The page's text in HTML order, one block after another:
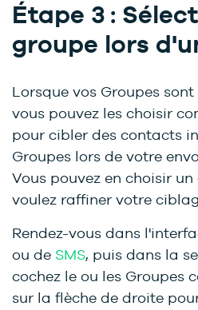
Étape 3 :
groupe lors
Lorsque vos Groupes
vous pouvez les choisir
pour cibler des contacts
Groupes lors de votre
Vous pouvez en choisir
voulez raffiner votre
Rendez-vous dans
ou de SMS, puis dans la
cochez le ou les Groupes
sur la flèche de droite